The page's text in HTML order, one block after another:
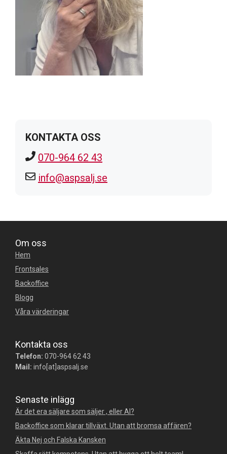
KONTAKTA OSS
070-964 62 43
info@aspsalj.se
Om oss
Hem
Frontsales
Backoffice
Blogg
Våra värderingar
Kontakta oss
Telefon: 070-964 62 43
Mail: info[at]aspsalj.se
Senaste inlägg
Är det era säljare som säljer , eller AI?
Backoffice som klarar tillväxt. Utan att bromsa affären?
Äkta Nej och Falska Kansken